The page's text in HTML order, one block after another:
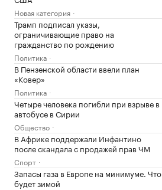
Новая категория
Трамп подписал указы,
ограничивающие право на
гражданство по рождению
Политика
В Пензенской области ввели план
«Ковер»
Политика
Четыре человека погибли при взрыве в
автобусе в Сирии
Общество
В Африке поддержали Инфантино
после скандала с продажей прав ЧМ
Спорт
Запасы газа в Европе на минимуме. Что
будет зимой